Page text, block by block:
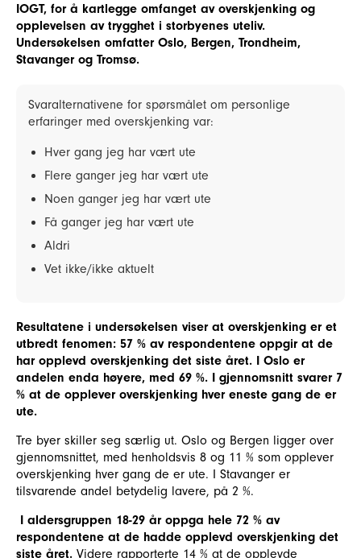
IOGT, for å kartlegge omfanget av overskjenking og
opplevelsen av trygghet i storbyenes uteliv.
Undersøkelsen omfatter Oslo, Bergen, Trondheim,
Stavanger og Tromsø.
Svaralternativene for spørsmålet om personlige
erfaringer med overskjenking var:
Hver gang jeg har vært ute
Flere ganger jeg har vært ute
Noen ganger jeg har vært ute
Få ganger jeg har vært ute
Aldri
Vet ikke/ikke aktuelt
Resultatene i undersøkelsen viser at overskjenking er et
utbredt fenomen: 57 % av respondentene oppgir at de
har opplevd overskjenking det siste året. I Oslo er
andelen enda høyere, med 69 %. I gjennomsnitt svarer 7
% at de opplever overskjenking hver eneste gang de er
ute.
Tre byer skiller seg særlig ut. Oslo og Bergen ligger over
gjennomsnittet, med henholdsvis 8 og 11 % som opplever
overskjenking hver gang de er ute. I Stavanger er
tilsvarende andel betydelig lavere, på 2 %.
I aldersgruppen 18-29 år oppga hele 72 % av
respondentene at de hadde opplevd overskjenking det
siste året. Videre rapporterte 14 % at de opplevde